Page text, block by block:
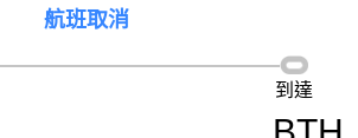
航班取消
到達